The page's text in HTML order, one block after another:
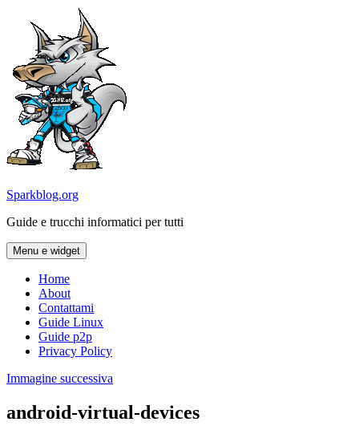
contenuto
Sparkblog.org
Guide e trucchi informatici per tutti
Menu e widget
Home
About
Contattami
Guide Linux
Guide p2p
Privacy Policy
Immagine successiva
android-virtual-devices